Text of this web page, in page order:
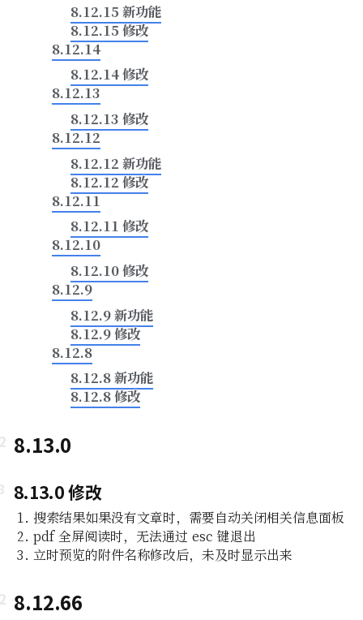
8.12.15 新功能
8.12.15 修改
8.12.14
8.12.14 修改
8.12.13
8.12.13 修改
8.12.12
8.12.12 新功能
8.12.12 修改
8.12.11
8.12.11 修改
8.12.10
8.12.10 修改
8.12.9
8.12.9 新功能
8.12.9 修改
8.12.8
8.12.8 新功能
8.12.8 修改
8.13.0
8.13.0 修改
搜索结果如果没有文章时，需要自动关闭相关信息面板
pdf 全屏阅读时，无法通过 esc 键退出
立时预览的附件名称修改后，未及时显示出来
8.12.66